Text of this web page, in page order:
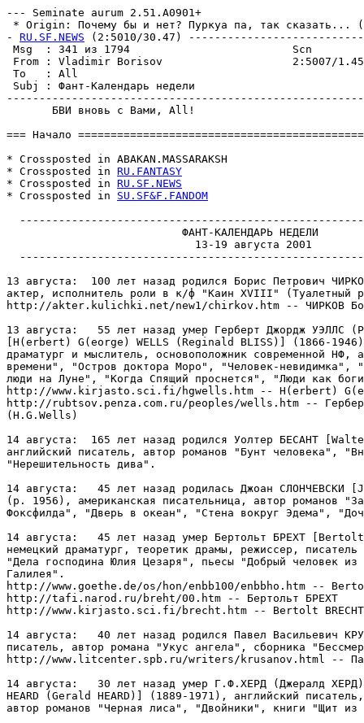
--- Seminate aurum 2.51.A0901+
* Origin: Почему бы и нет? Пуркуа па, так сказать...
- RU.SF.NEWS (2:5010/30.47)
Msg  : 341 из 1794
From : Vladimir Borisov                    2:5007/1.45
To   : All
Subj : Фант-
       БВИ вновь с Вами, All!
=== Начало
* Crossposted in ABAKAN.MASSARAKSН
* Crossposted in RU.FANTASY
* Crossposted in RU.SF.NEWS
* Crossposted in SU.SF&F.FANDOM
                           ФАHТ-КАЛЕHДАРЬ НЕДЕЛИ
                             13-19 августа 2001
13 августа:  100 лет назад родился Борис Петрович
актер, исполнитель роли в к/ф "Каин XVIII" (Туалетный
http://akter.kulichki.net/new1/chirkov.htm -- ЧИРКОВ
13 августа:   55 лет назад умер Герберт Джордж УЭЛЛС
[H(erbert) G(eorge) WELLS (Reginald BLISS)] (1866-
драматург и мыслитель, основоположник современной НФ,
времени", "Остров доктора Моро", "Человек-невидимка",
люди на Луне", "Когда Спящий проснется", "Люди как
http://www.kirjasto.sci.fi/hgwells.htm -- H(erbert)
http://rubtsov.penza.com.ru/peoples/wells.htm --
(H.G.Wells)
14 августа:  165 лет назад родился Уолтер БЕСАНТ
английский писатель, автор романов "Бунт человека",
"Нерешительность дива".
14 августа:   45 лет назад родилась Джоан СЛОНЧЕВСКИ
(р. 1956), американская писательница, автор романов
Фоксфилда", "Дверь в океан", "Стена вокруг Эдема",
14 августа:   45 лет назад умер Бертольт БРЕХТ [Bertolt
немецкий драматург, теоретик драмы, режиссер,
"Дела господина Юлия Цезаря", пьесы "Добрый человек
Галилея".
http://www.goethe.de/os/hon/enbb100/enbbho.htm --
http://tafi.narod.ru/breht/00.htm -- Бертольт БРЕХТ
http://www.kirjasto.sci.fi/brecht.htm -- Bertolt BRECHT
14 августа:   40 лет назад родился Павел Васильевич
писатель, автор романа "Укус ангела", сборника
http://www.litcenter.spb.ru/writers/krusanov.html --
14 августа:   30 лет назад умер Г.Ф.ХЕРД (Джералд
HEARD (Gerald HEARD)] (1889-1971), английский
автор романов "Черная лиса", "Двойники", книги "Щит из